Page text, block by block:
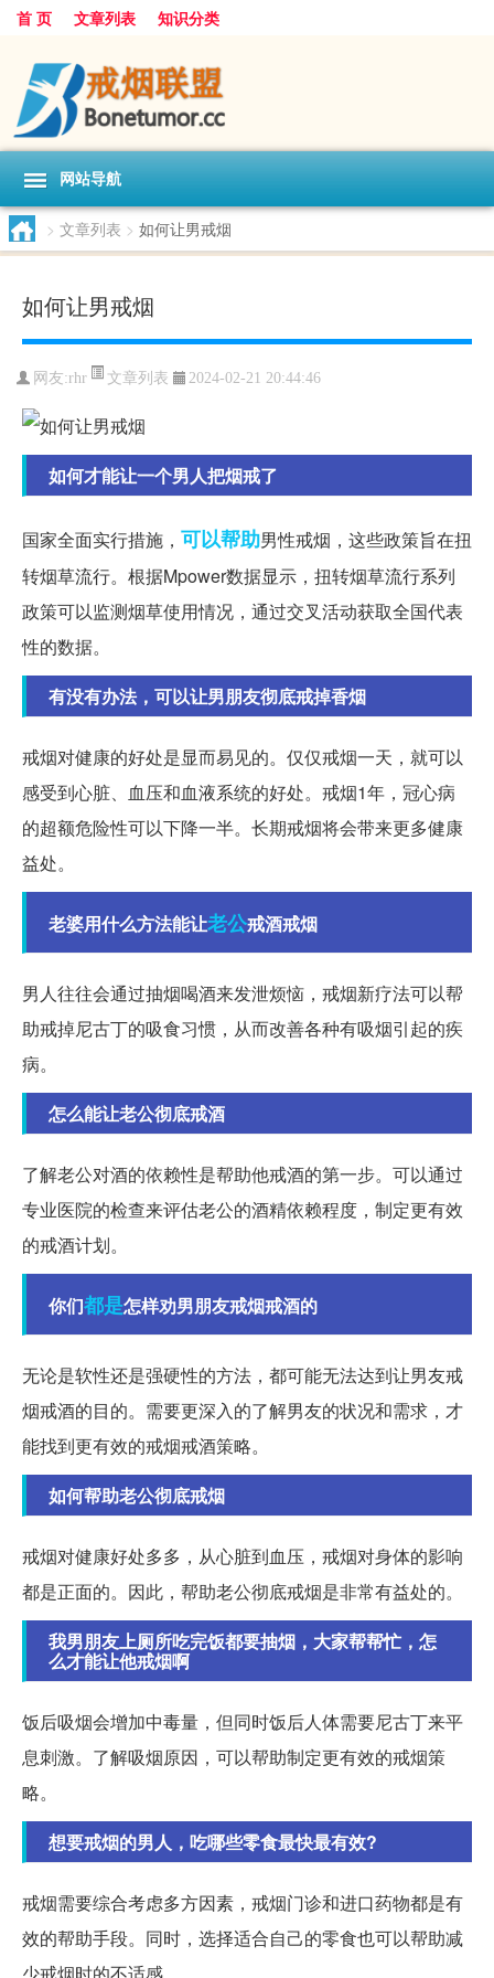
首 页 文章列表 知识分类
网站导航
> 文章列表 > 如何让男戒烟
如何让男戒烟
网友:rhr 文章列表 2024-02-21 20:44:46
如何才能让一个男人把烟戒了
国家全面实行措施， 可以帮助男性戒烟，这些政策旨在扭
转烟草流行。根据Mpower数据显示，扭转烟草流行系列
政策可以监测烟草使用情况，通过交叉活动获取全国代表
性的数据。
有没有办法，可以让男朋友彻底戒掉香烟
戒烟对健康的好处是显而易见的。仅仅戒烟一天，就可以
感受到心脏、血压和血液系统的好处。戒烟1年，冠心病
的超额危险性可以下降一半。长期戒烟将会带来更多健康
益处。
老婆用什么方法能让老公戒酒戒烟
男人往往会通过抽烟喝酒来发泄烦恼，戒烟新疗法可以帮
助戒掉尼古丁的吸食习惯，从而改善各种有吸烟引起的疾
病。
怎么能让老公彻底戒酒
了解老公对酒的依赖性是帮助他戒酒的第一步。可以通过
专业医院的检查来评估老公的酒精依赖程度，制定更有效
的戒酒计划。
你们都是怎样劝男朋友戒烟戒酒的
无论是软性还是强硬性的方法，都可能无法达到让男友戒
烟戒酒的目的。需要更深入的了解男友的状况和需求，才
能找到更有效的戒烟戒酒策略。
如何帮助老公彻底戒烟
戒烟对健康好处多多，从心脏到血压，戒烟对身体的影响
都是正面的。因此，帮助老公彻底戒烟是非常有益处的。
我男朋友上厕所吃完饭都要抽烟，大家帮帮忙，怎
么才能让他戒烟啊
饭后吸烟会增加中毒量，但同时饭后人体需要尼古丁来平
息刺激。了解吸烟原因，可以帮助制定更有效的戒烟策
略。
想要戒烟的男人，吃哪些零食最快最有效?
戒烟需要综合考虑多方因素，戒烟门诊和进口药物都是有
效的帮助手段。同时，选择适合自己的零食也可以帮助减